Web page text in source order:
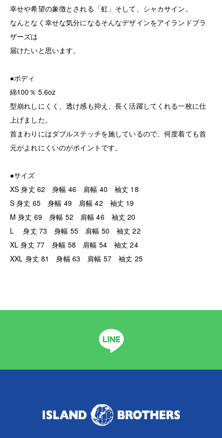
幸せや希望の象徴とされる「虹」そして、シャカサイン。
なんとなく幸せな気分になるそんなデザインをアイランドブラ
ザーズは
届けたいと思います。
●ボディ
綿100％ 5.6oz
型崩れしにくく、透け感も抑え、長く活躍してくれる一枚に仕
上げました。
首まわりにはダブルステッチを施しているので、何度着ても首
元がよれにくいのがポイントです。
●サイズ
XS 身丈 62 身幅 46 肩幅 40 袖丈 18
S 身丈 65 身幅 49 肩幅 42 袖丈 19
M 身丈 69 身幅 52 肩幅 46 袖丈 20
L 身丈 73 身幅 55 肩幅 50 袖丈 22
XL 身丈 77 身幅 58 肩幅 54 袖丈 24
XXL 身丈 81 身幅 63 肩幅 57 袖丈 25